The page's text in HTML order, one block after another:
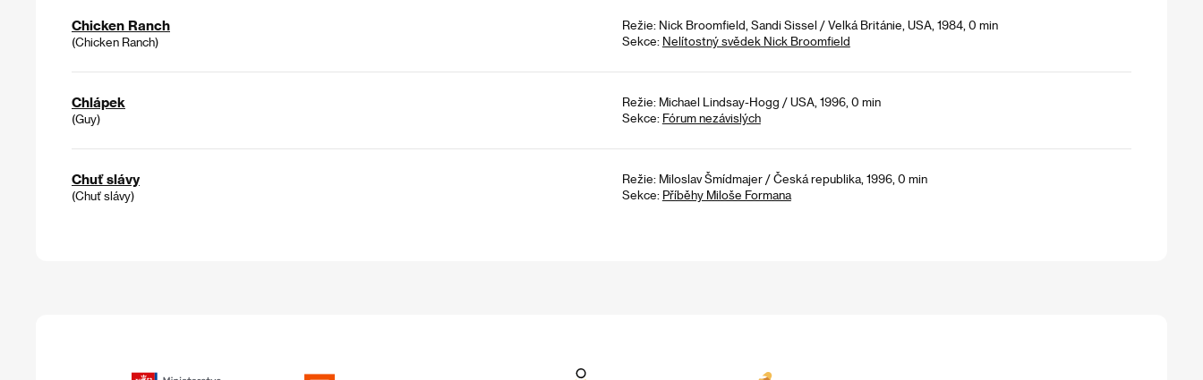
Chicken Ranch
(Chicken Ranch)
Režie: Nick Broomfield, Sandi Sissel / Velká Británie, USA, 1984, 0 min
Sekce: Nelítostný svědek Nick Broomfield
Chlápek
(Guy)
Režie: Michael Lindsay-Hogg / USA, 1996, 0 min
Sekce: Fórum nezávislých
Chuť slávy
(Chuť slávy)
Režie: Miloslav Šmídmajer / Česká republika, 1996, 0 min
Sekce: Příběhy Miloše Formana